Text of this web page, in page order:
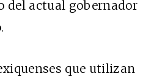
del actual gobernador
que utilizan